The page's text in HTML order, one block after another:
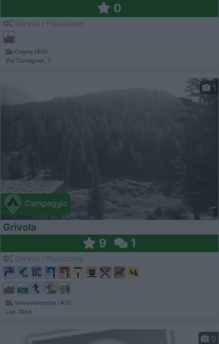
0
Cogne (AO)
Via Cavagnet, 7
Campeggio
1
Grivola
9 1
Valsavarenche (AO)
Loc. Bien
0